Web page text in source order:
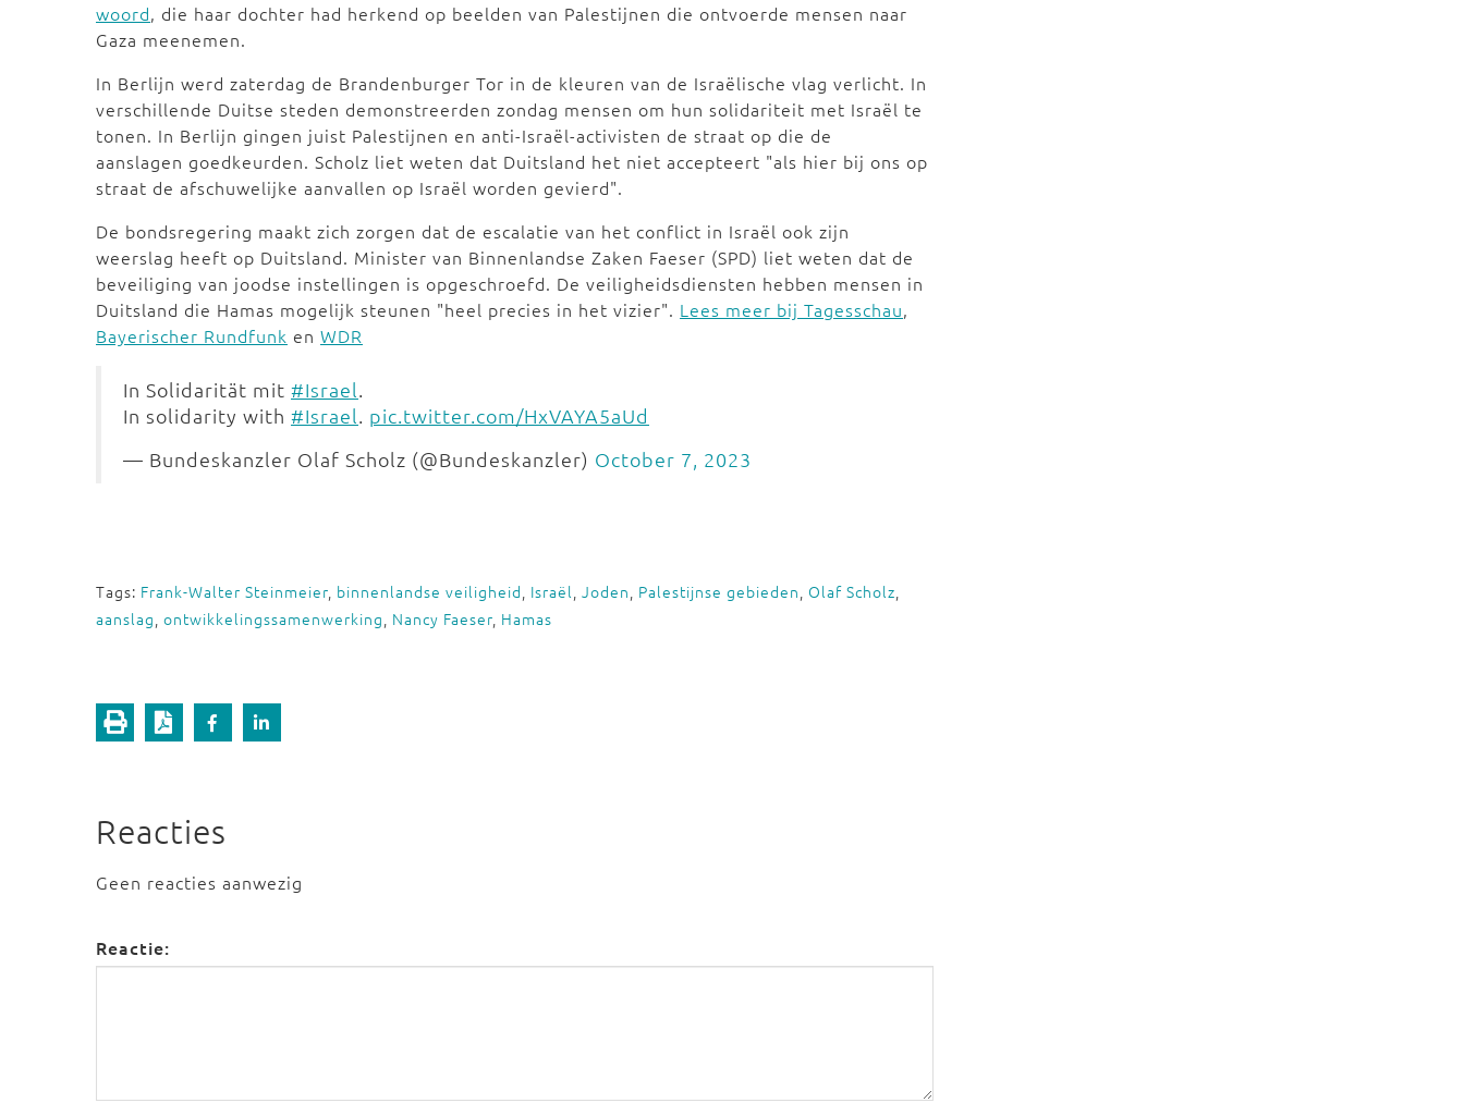
woord, die haar dochter had herkend op beelden van Palestijnen die ontvoerde mensen naar
Gaza meenemen.
In Berlijn werd zaterdag de Brandenburger Tor in de kleuren van de Israëlische vlag verlicht. In
verschillende Duitse steden demonstreerden zondag mensen om hun solidariteit met Israël te
tonen. In Berlijn gingen juist Palestijnen en anti-Israël-activisten de straat op die de
aanslagen goedkeurden. Scholz liet weten dat Duitsland het niet accepteert "als hier bij ons op
straat de afschuwelijke aanvallen op Israël worden gevierd".
De bondsregering maakt zich zorgen dat de escalatie van het conflict in Israël ook zijn
weerslag heeft op Duitsland. Minister van Binnenlandse Zaken Faeser (SPD) liet weten dat de
beveiliging van joodse instellingen is opgeschroefd. De veiligheidsdiensten hebben mensen in
Duitsland die Hamas mogelijk steunen "heel precies in het vizier". Lees meer bij Tagesschau,
Bayerischer Rundfunk en WDR
In Solidarität mit #Israel.
In solidarity with #Israel. pic.twitter.com/HxVAYA5aUd
— Bundeskanzler Olaf Scholz (@Bundeskanzler) October 7, 2023
Tags: Frank-Walter Steinmeier, binnenlandse veiligheid, Israël, Joden, Palestijnse gebieden, Olaf Scholz,
aanslag, ontwikkelingssamenwerking, Nancy Faeser, Hamas
Reacties
Geen reacties aanwezig
Reactie: